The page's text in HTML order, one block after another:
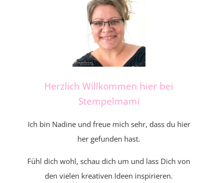
Herzlich Willkommen hier bei
Stempelmami
Ich bin Nadine und freue mich sehr, dass du hier
her gefunden hast.
Fühl dich wohl, schau dich um und lass Dich von
den vielen kreativen Ideen inspirieren.